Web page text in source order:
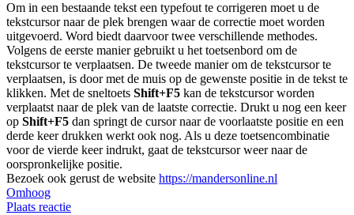
Om in een bestaande tekst een typefout te corrigeren moet u de
tekstcursor naar de plek brengen waar de correctie moet worden
uitgevoerd. Word biedt daarvoor twee verschillende methodes.
Volgens de eerste manier gebruikt u het toetsenbord om de
tekstcursor te verplaatsen. De tweede manier om de tekstcursor te
verplaatsen, is door met de muis op de gewenste positie in de tekst te
klikken. Met de sneltoets Shift+F5 kan de tekstcursor worden
verplaatst naar de plek van de laatste correctie. Drukt u nog een keer
op Shift+F5 dan springt de cursor naar de voorlaatste positie en een
derde keer drukken werkt ook nog. Als u deze toetsencombinatie
voor de vierde keer indrukt, gaat de tekstcursor weer naar de
oorspronkelijke positie.
Bezoek ook gerust de website https://mandersonline.nl
Omhoog
Plaats reactie